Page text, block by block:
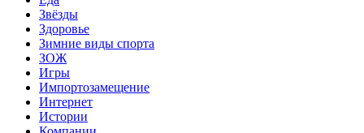
Звёзды
Здоровье
Зимние виды спорта
ЗОЖ
Игры
Импортозамещение
Интернет
Истории